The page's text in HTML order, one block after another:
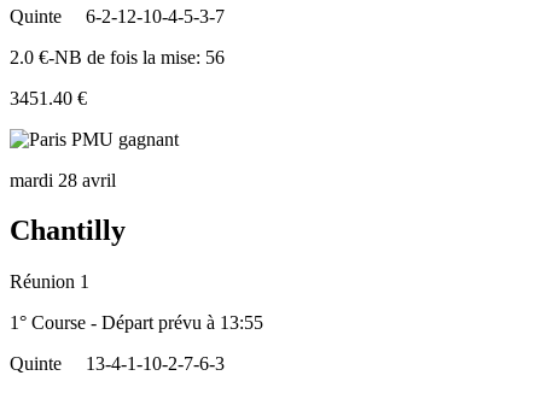
Quinte
6-2-12-10-4-5-3-7
2.0 €-NB de fois la mise: 56
3451.40 €
mardi 28 avril
Chantilly
Réunion 1
1° Course - Départ prévu à 13:55
Quinte
13-4-1-10-2-7-6-3